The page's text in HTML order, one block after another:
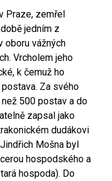
Praze, zemřel
jedním z
oboru vážných
Vrcholem jeho
k čemuž ho
Za svého
500 postav a do
zapsal jako
dudákovi
Mošna byl
hospodského a
hospoda). Do